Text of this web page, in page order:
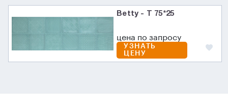
Betty - T 75*25
цена по запросу
УЗНАТЬ
ЦЕНУ